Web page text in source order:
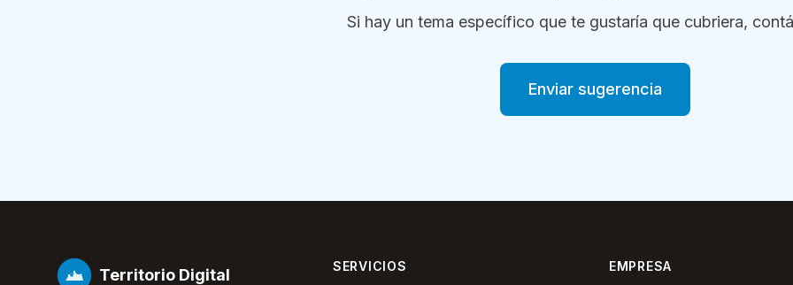
Si hay un tema específico que te gustaría que cubriera,
Enviar sugerencia
Territorio Digital SERVICIOS EMPRESA